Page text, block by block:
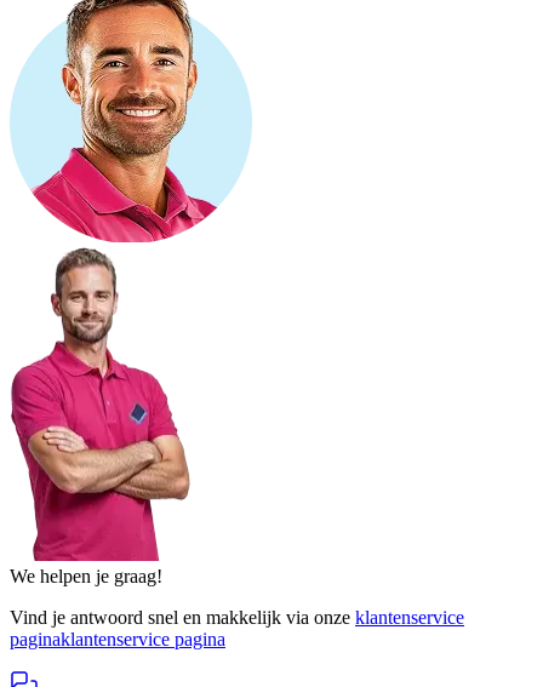
We helpen je graag!
Vind je antwoord snel en makkelijk via onze klantenservice
paginaklantenservice pagina